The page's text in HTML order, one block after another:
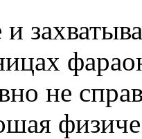
и
не